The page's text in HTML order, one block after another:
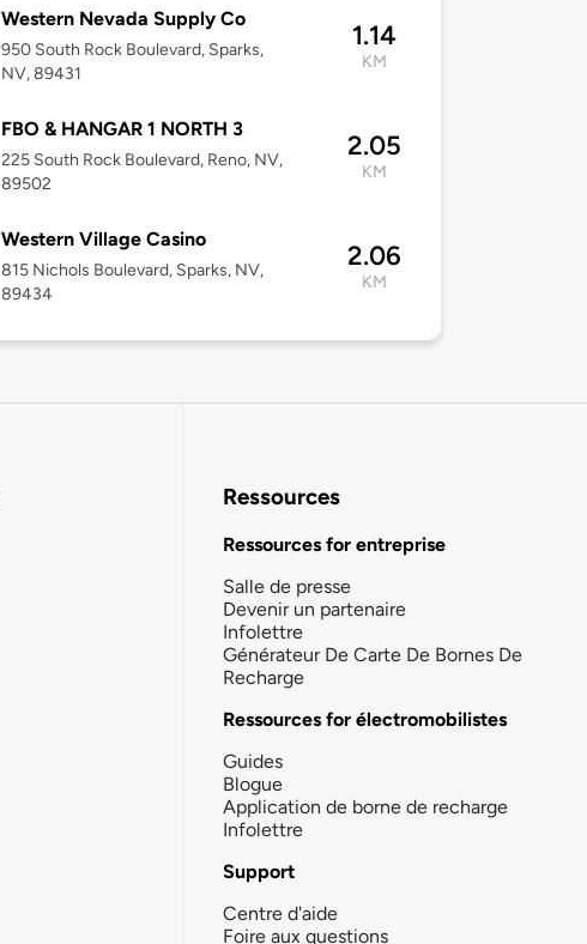
Western Nevada Supply Co
950 South Rock Boulevard, Sparks,
NV, 89431
1.14
KM
FBO & HANGAR 1 NORTH 3
225 South Rock Boulevard, Reno, NV,
89502
2.05
KM
Western Village Casino
815 Nichols Boulevard, Sparks, NV,
89434
2.06
KM
Ressources
Ressources for entreprise
Salle de presse
Devenir un partenaire
Infolettre
Générateur De Carte De Bornes De
Recharge
Ressources for électromobilistes
Guides
Blogue
Application de borne de recharge
Infolettre
Support
Centre d'aide
Foire aux questions